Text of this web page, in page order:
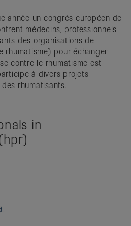
année un congrès européen de
médecins, professionnels
des organisations de
rhumatisme) pour échanger
contre le rhumatisme est
à divers projets
rhumatisants.
in